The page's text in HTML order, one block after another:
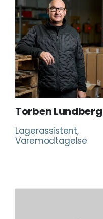
Torben Lundberg
Lagerassistent,
Varemodtagelse